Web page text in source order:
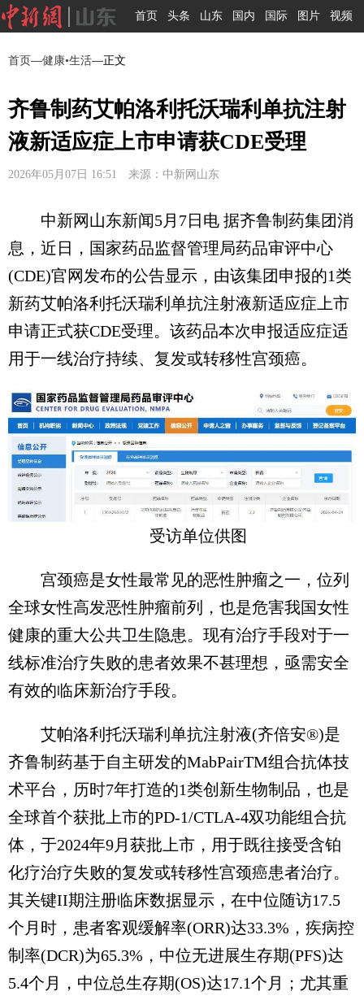
首页 头条 山东 国内 国际 图片 视频
首页—健康•生活—正文
齐鲁制药艾帕洛利托沃瑞利单抗注射
液新适应症上市申请获CDE受理
2026年05月07日 16:51 来源：中新网山东
中新网山东新闻5月7日电 据齐鲁制药集团消
息，近日，国家药品监督管理局药品审评中心
(CDE)官网发布的公告显示，由该集团申报的1类
新药艾帕洛利托沃瑞利单抗注射液新适应症上市
申请正式获CDE受理。该药品本次申报适应症适
用于一线治疗持续、复发或转移性宫颈癌。
受访单位供图
宫颈癌是女性最常见的恶性肿瘤之一，位列
全球女性高发恶性肿瘤前列，也是危害我国女性
健康的重大公共卫生隐患。现有治疗手段对于一
线标准治疗失败的患者效果不甚理想，亟需安全
有效的临床新治疗手段。
艾帕洛利托沃瑞利单抗注射液(齐倍安®)是
齐鲁制药基于自主研发的MabPairTM组合抗体技
术平台，历时7年打造的1类创新生物制品，也是
全球首个获批上市的PD-1/CTLA-4双功能组合抗
体，于2024年9月获批上市，用于既往接受含铂
化疗治疗失败的复发或转移性宫颈癌患者治疗。
其关键II期注册临床数据显示，在中位随访17.5
个月时，患者客观缓解率(ORR)达33.3%，疾病控
制率(DCR)为65.3%，中位无进展生存期(PFS)达
5.4个月，中位总生存期(OS)达17.1个月；尤其重